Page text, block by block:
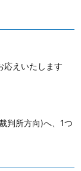
応えいたします
判所方向)へ、1つ